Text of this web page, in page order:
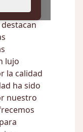
lujo
la calidad
ha sido
nuestro